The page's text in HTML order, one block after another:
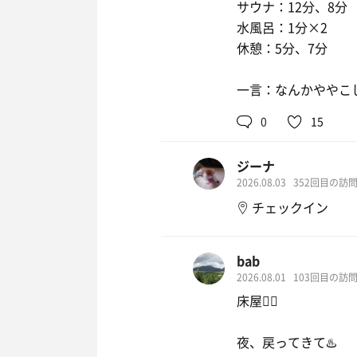
サウナ：12分、8分
水風呂：1分×2
休憩：5分、7分
一言：なんかややこ
0 15
ジーナ
2026.08.03 352回目の訪問
チェックイン
bab
2026.08.01 103回目の訪問
床屋💇‍♂️
夜、戻ってきて♨️